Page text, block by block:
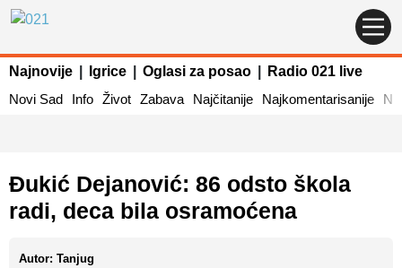
Najnovije Igrice Oglasi za posao
Radio 021 live
Novi Sad
Info Život Zabava Najčitanije Najkomentarisanije
Đukić Dejanović: 86 odsto škola
radi, deca bila osramoćena
Autor: Tanjug